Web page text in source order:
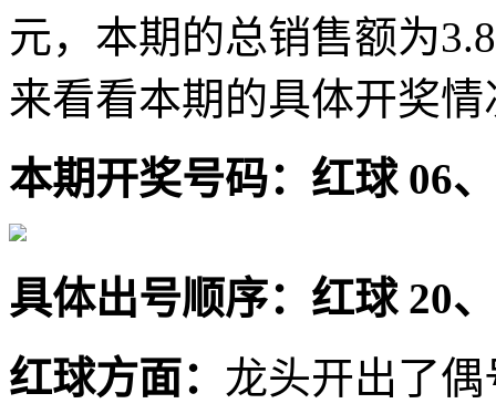
元，本期的总销售额为
来看看本期的具体开奖情
本期开奖号码：红球 06
具体出号顺序：红球 20
红球方面： 龙头开出了